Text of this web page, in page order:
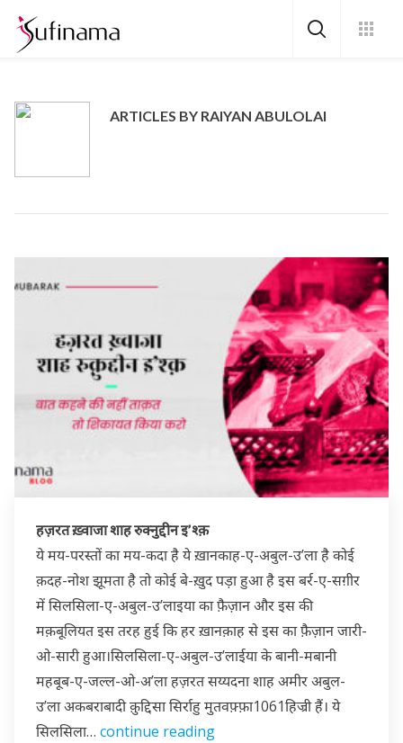
ARTICLES BY RAIYAN ABULOLAI
हज़रत ख़्वाजा शाह रुक्नुद्दीन इ’श्क़
ये मय-परस्तों का मय-कदा है ये ख़ानकाह-ए-अबुल-उ’ला है कोई
क़दह-नोश झूमता है तो कोई बे-ख़ुद पड़ा हुआ है इस बर्र-ए-सग़ीर
में सिलसिला-ए-अबुल-उ’लाइया का फ़ैज़ान और इस की
मक़बूलियत इस तरह हुई कि हर ख़ानक़ाह से इस का फ़ैज़ान जारी-
ओ-सारी हुआ।सिलसिला-ए-अबुल-उ’लाईया के बानी-मबानी
महबूब-ए-जल्ल-ओ-अ’ला हज़रत सय्यदना शाह अमीर अबुल-
उ’ला अकबराबादी क़ुद्दिसा सिर्राहु मुतवफ़्फ़ा1061हिज्री हैं। ये
सिलसिला… continue reading